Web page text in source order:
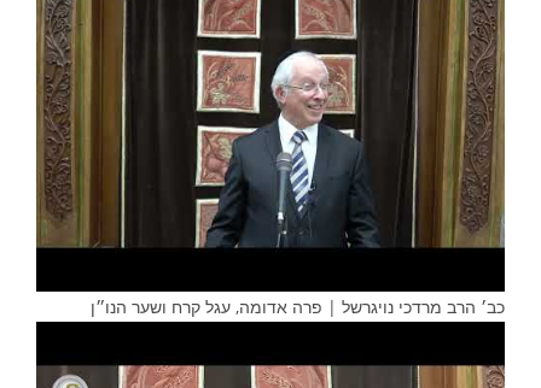
כב׳ הרב מרדכי נויגרשל | פרה אדומה, עגל קרח ושער הנו״ן